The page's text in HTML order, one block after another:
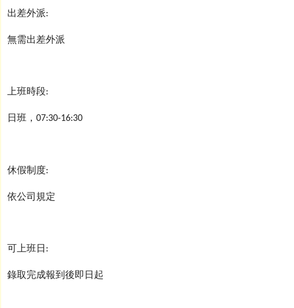
出差外派:
無需出差外派
上班時段:
日班， 07:30-16:30
休假制度:
依公司規定
可上班日 :
錄取完成報到後即日起